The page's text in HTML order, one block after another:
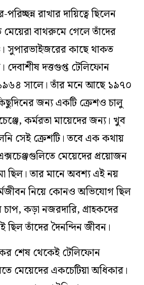
পরিচ্ছন্ন রাখার দায়িত্বে ছিলেন
মেয়েরা বাথরুমে গেলে তাঁদের
সুপারভাইজরের কাছে থাকত
দেবাশীষ দত্তগুপ্ত টেলিফোন
সালে। তাঁর মনে আছে ১৯৭০
জন্য একটি ক্রেশও চালু
কর্মরতা মায়েদের জন্য। খুব
সেই ক্রেশটি। তবে এক কথায়
মেয়েদের প্রয়োজন
ছিল। তার মানে অবশ্য এই নয়
নিয়ে কোনও অভিযোগ ছিল
কড়া নজরদারি, গ্রাহকদের
ছিল তাঁদের দৈনন্দিন জীবন।
শেষ থেকেই টেলিফোন
মেয়েদের একচেটিয়া অধিকার।